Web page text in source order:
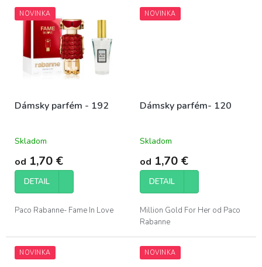
NOVINKA
Dámsky parfém - 192
Skladom
od 1,70 €
DETAIL
Paco Rabanne- Fame In Love
NOVINKA
Dámsky parfém- 120
Skladom
od 1,70 €
DETAIL
Million Gold For Her od Paco
Rabanne
NOVINKA NOVINKA